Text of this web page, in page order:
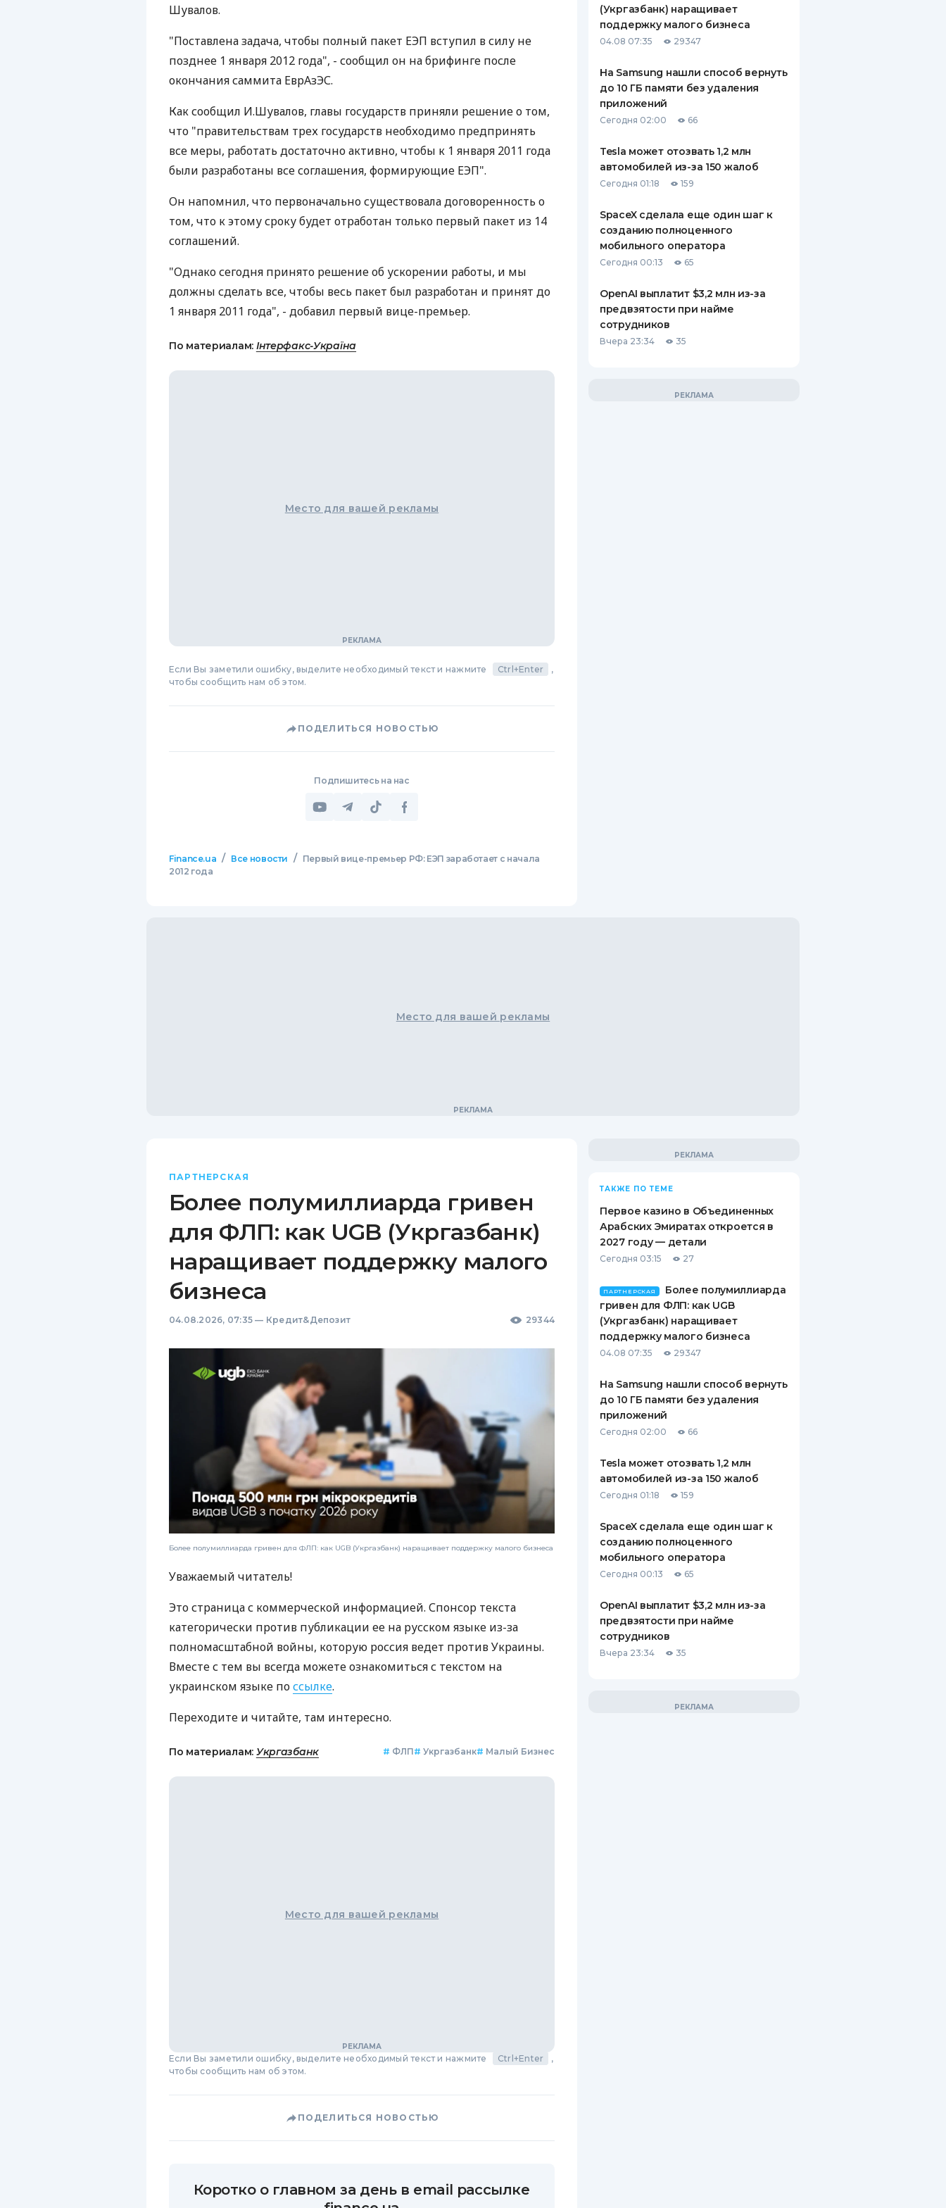
ПУТЕВОДИТЕЛИ ПО
ПУТЕВОДИТЕЛИ ПО
СТРАХОВЫЕ КОМПАНИИ
ОТЗЫВЫ О СТРАХОВЫХ
ДОСТАВКА И ОПЛАТА
КОНТАКТЫ
Шувалов.
"Поставлена задача, чтобы полный пакет ЕЭП вступил в силу не
позднее 1 января 2012 года", - сообщил он на брифинге после
окончания саммита ЕврАзЭС.
Как сообщил И.Шувалов, главы государств приняли решение о том,
что "правительствам трех государств необходимо предпринять
все меры, работать достаточно активно, чтобы к 1 января 2011 года
были разработаны все соглашения, формирующие ЕЭП".
Он напомнил, что первоначально существовала договоренность о
том, что к этому сроку будет отработан только первый пакет из 14
соглашений.
"Однако сегодня принято решение об ускорении работы, и мы
должны сделать все, чтобы весь пакет был разработан и принят до
1 января 2011 года", - добавил первый вице-премьер.
По материалам: Інтерфакс-Україна
Место для вашей рекламы
Если Вы заметили ошибку, выделите необходимый текст и нажмите Ctrl+Enter
,
чтобы сообщить нам об этом.
ПОДЕЛИТЬСЯ НОВОСТЬЮ
Подпишитесь на нас
Finance.ua / Все новости /
Первый вице-премьер РФ: ЕЭП заработает с начала
2012 года
(Укргазбанк) наращивает
поддержку малого бизнеса
04.08 07:35 29347
На Samsung нашли способ вернуть
до 10 ГБ памяти без удаления
приложений
Сегодня 02:00 66
Tesla может отозвать 1,2 млн
автомобилей из-за 150 жалоб
Сегодня 01:18 159
SpaceX сделала еще один шаг к
созданию полноценного
мобильного оператора
Сегодня 00:13 65
OpenAI выплатит $3,2 млн из-за
предвзятости при найме
сотрудников
Вчера 23:34 35
Место для вашей рекламы
ПАРТНЕРСКАЯ
Более полумиллиарда гривен
для ФЛП: как UGB (Укргазбанк)
наращивает поддержку малого
бизнеса
04.08.2026, 07:35 — Кредит&Депозит 29344
Более полумиллиарда гривен для ФЛП: как UGB (Укргазбанк) наращивает поддержку малого бизнеса
Уважаемый читатель!
Это страница с коммерческой информацией. Спонсор текста
категорически против публикации ее на русском языке из-за
полномасштабной войны, которую россия ведет против Украины.
Вместе с тем вы всегда можете ознакомиться с текстом на
украинском языке поссылке.
Переходите и читайте, там интересно.
По материалам: Укргазбанк # ФЛП# Укргазбанк# Малый Бизнес
Место для вашей рекламы
Если Вы заметили ошибку, выделите необходимый текст и нажмите Ctrl+Enter
,
чтобы сообщить нам об этом.
ПОДЕЛИТЬСЯ НОВОСТЬЮ
Коротко о главном за день в email рассылке
ТАКЖЕ ПО ТЕМЕ
Первое казино в Объединенных
Арабских Эмиратах откроется в
2027 году — детали
Сегодня 03:15 27
ПАРТНЕРСКАЯ
Более полумиллиарда
гривен для ФЛП: как UGB
(Укргазбанк) наращивает
поддержку малого бизнеса
04.08 07:35 29347
На Samsung нашли способ вернуть
до 10 ГБ памяти без удаления
приложений
Сегодня 02:00 66
Tesla может отозвать 1,2 млн
автомобилей из-за 150 жалоб
Сегодня 01:18 159
SpaceX сделала еще один шаг к
созданию полноценного
мобильного оператора
Сегодня 00:13 65
OpenAI выплатит $3,2 млн из-за
предвзятости при найме
сотрудников
Вчера 23:34 35